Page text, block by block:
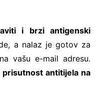
i brzi antigenski
a nalaz je gotov za
vašu e-mail adresu.
antitijela na